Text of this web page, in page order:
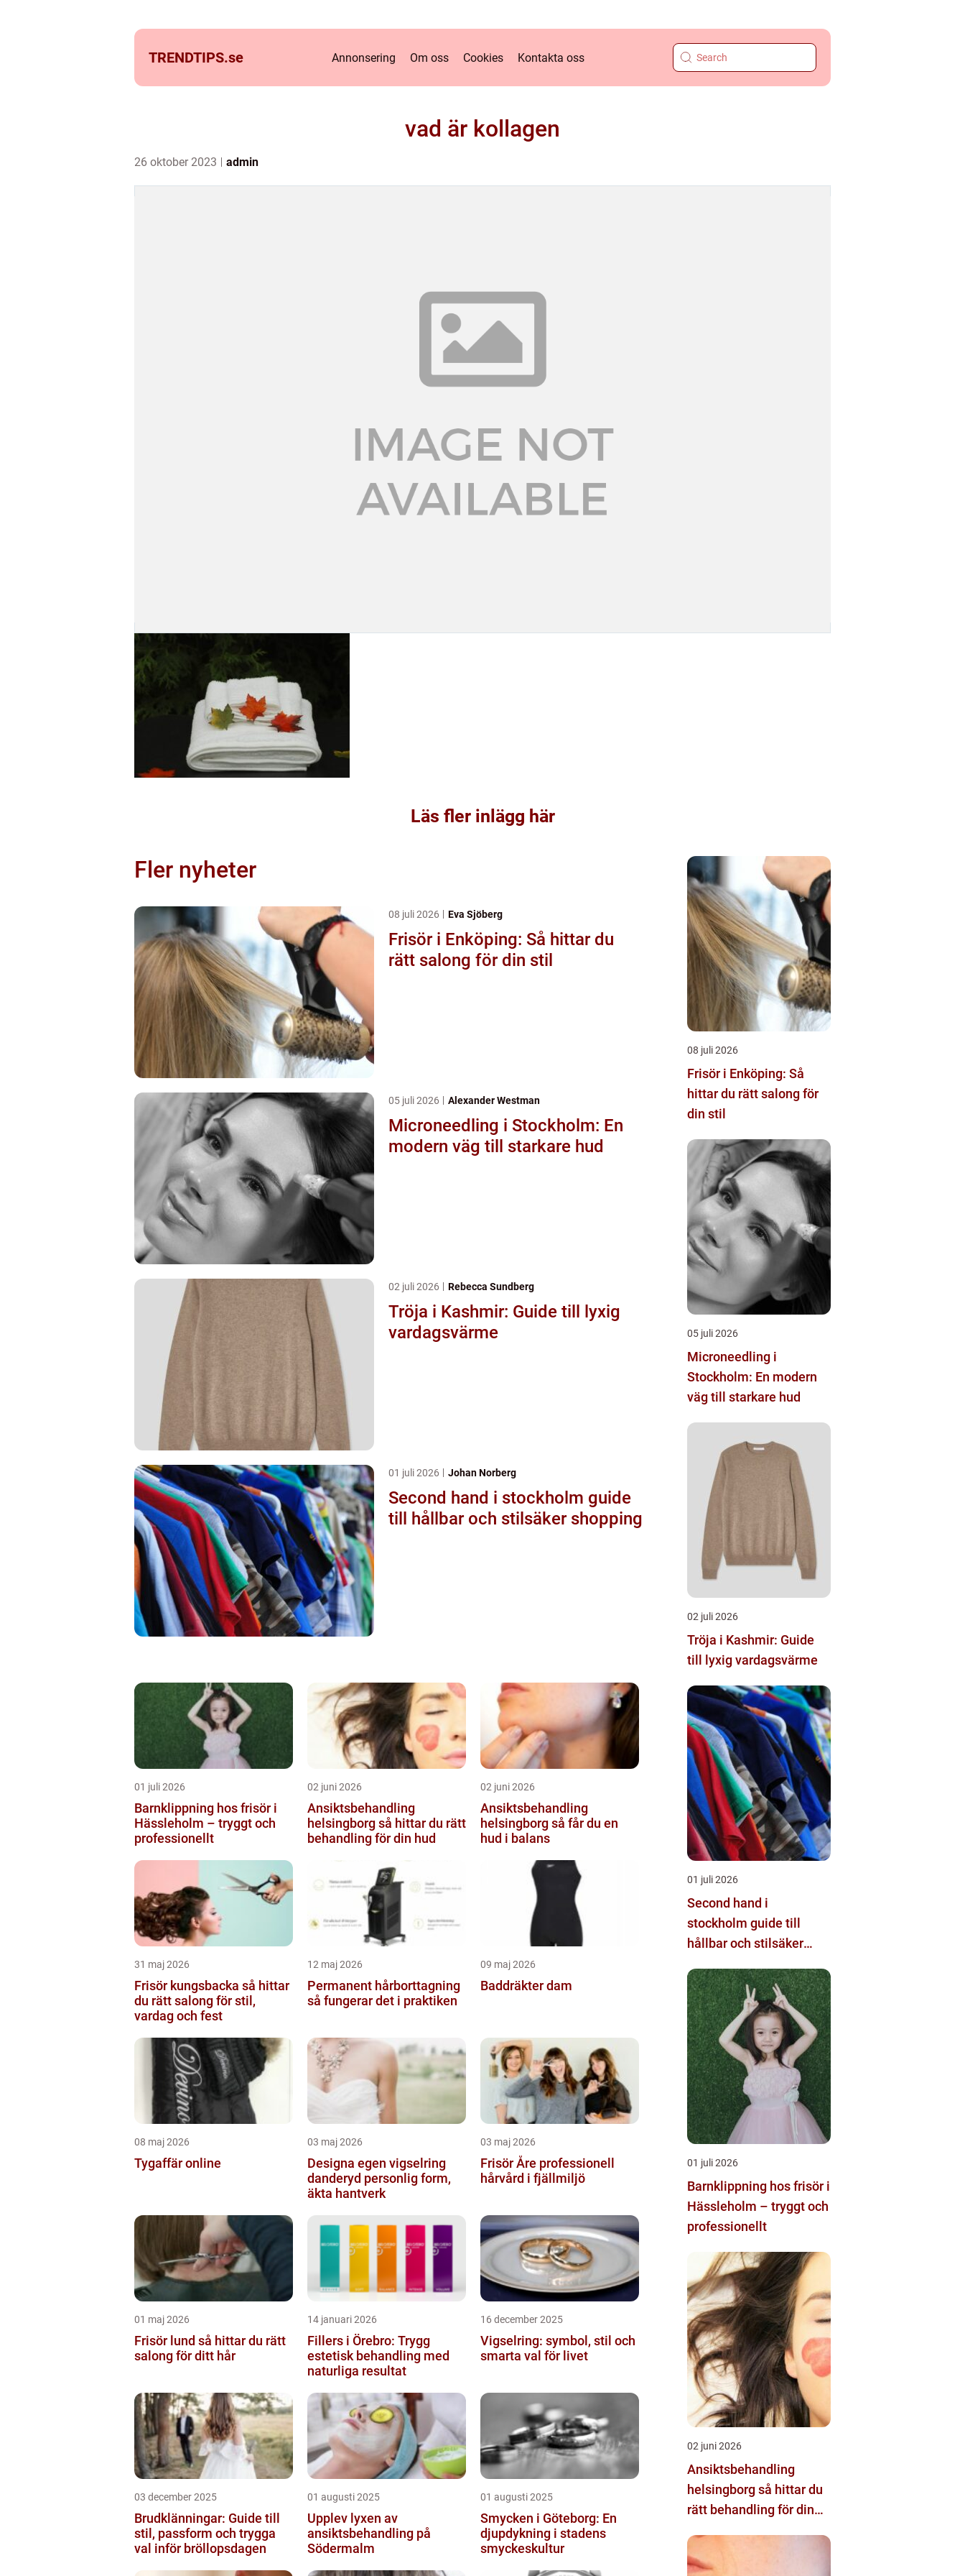
TRENDTIPS.se Annonsering Om oss Cookies Kontakta oss
vad är kollagen
26 oktober 2023 admin
Läs fler inlägg här
Fler nyheter
08 juli 2026 Eva Sjöberg
Frisör i Enköping: Så hittar du
rätt salong för din stil
05 juli 2026 Alexander Westman
Microneedling i Stockholm: En
modern väg till starkare hud
02 juli 2026 Rebecca Sundberg
Tröja i Kashmir: Guide till lyxig
vardagsvärme
01 juli 2026 Johan Norberg
Second hand i stockholm guide
till hållbar och stilsäker shopping
01 juli 2026
Barnklippning hos frisör i
Hässleholm – tryggt och
professionellt
02 juni 2026
Ansiktsbehandling
helsingborg så hittar du rätt
behandling för din hud
02 juni 2026
Ansiktsbehandling
helsingborg så får du en
hud i balans
31 maj 2026
Frisör kungsbacka så hittar
du rätt salong för stil,
vardag och fest
12 maj 2026
Permanent hårborttagning
så fungerar det i praktiken
09 maj 2026
Baddräkter dam
08 maj 2026
Tygaffär online
03 maj 2026
Designa egen vigselring
danderyd personlig form,
äkta hantverk
03 maj 2026
Frisör Åre professionell
hårvård i fjällmiljö
01 maj 2026
Frisör lund så hittar du rätt
salong för ditt hår
14 januari 2026
Fillers i Örebro: Trygg
estetisk behandling med
naturliga resultat
16 december 2025
Vigselring: symbol, stil och
smarta val för livet
03 december 2025
Brudklänningar: Guide till
stil, passform och trygga
val inför bröllopsdagen
01 augusti 2025
Upplev lyxen av
ansiktsbehandling på
Södermalm
01 augusti 2025
Smycken i Göteborg: En
djupdykning i stadens
smyckeskultur
08 juli 2026
Frisör i Enköping: Så
hittar du rätt salong för
din stil
05 juli 2026
Microneedling i
Stockholm: En modern
väg till starkare hud
02 juli 2026
Tröja i Kashmir: Guide
till lyxig vardagsvärme
01 juli 2026
Second hand i
stockholm guide till
hållbar och stilsäker
01 juli 2026
Barnklippning hos frisör i
Hässleholm – tryggt och
professionellt
02 juni 2026
Ansiktsbehandling
helsingborg så hittar du
rätt behandling för din